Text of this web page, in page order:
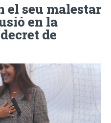
el seu malestar
en la
de